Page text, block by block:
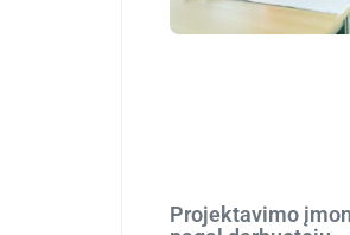
Projektavimo